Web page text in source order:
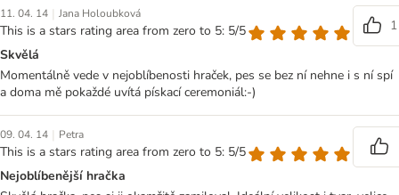
11. 04. 14 | Jana Holoubková
This is a stars rating area from zero to 5: 5/5
1
Skvělá
Momentálně vede v nejoblíbenosti hraček, pes se bez ní nehne i s ní spí
a doma mě pokaždé uvítá pískací ceremoniál:-)
09. 04. 14 | Petra
This is a stars rating area from zero to 5: 5/5
Nejoblíbenější hračka